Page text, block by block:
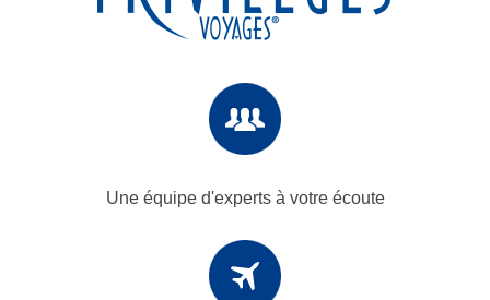
Une équipe d'experts à votre écoute